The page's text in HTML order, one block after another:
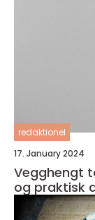
redaktionel
17. January 2024
Vegghengt
og praktisk